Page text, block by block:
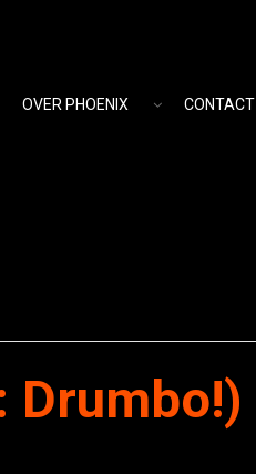
OVER PHOENIX CONTACT
Drumbo!)